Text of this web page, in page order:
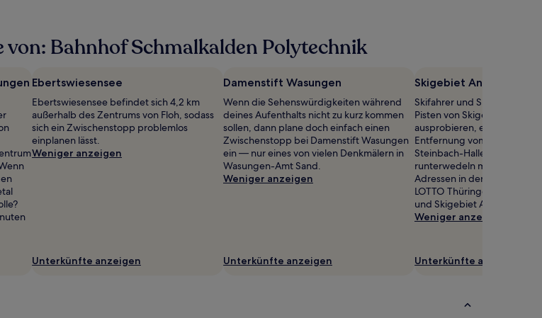
Bahnhof Schmalkalden Polytechnik
Ebertswiesensee
Ebertswiesensee befindet sich 4,2 km
außerhalb des Zentrums von Floh, sodass
sich ein Zwischenstopp problemlos
einplanen lässt.
Weniger anzeigen
Unterkünfte anzeigen
Damenstift Wasungen
Wenn die Sehenswürdigkeiten während
deines Aufenthalts nicht zu kurz kommen
sollen, dann plane doch einfach einen
Zwischenstopp bei Damenstift Wasungen
ein — nur eines von vielen Denkmälern in
Wasungen-Amt Sand.
Weniger anzeigen
Unterkünfte anzeigen
Skigebiet An der
Skifahrer und Snowboarder
Pisten von Skigebiet An der
ausprobieren, einem
Entfernung vom
Steinbach-Hallenberg.
runterwedeln möchtest,
Adressen in der Nähe
LOTTO Thüringen Skisport-
und Skigebiet An der
Weniger anzeigen
Unterkünfte anzeigen